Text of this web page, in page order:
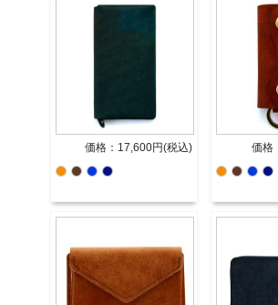
価格：17,600円(税込) 価格